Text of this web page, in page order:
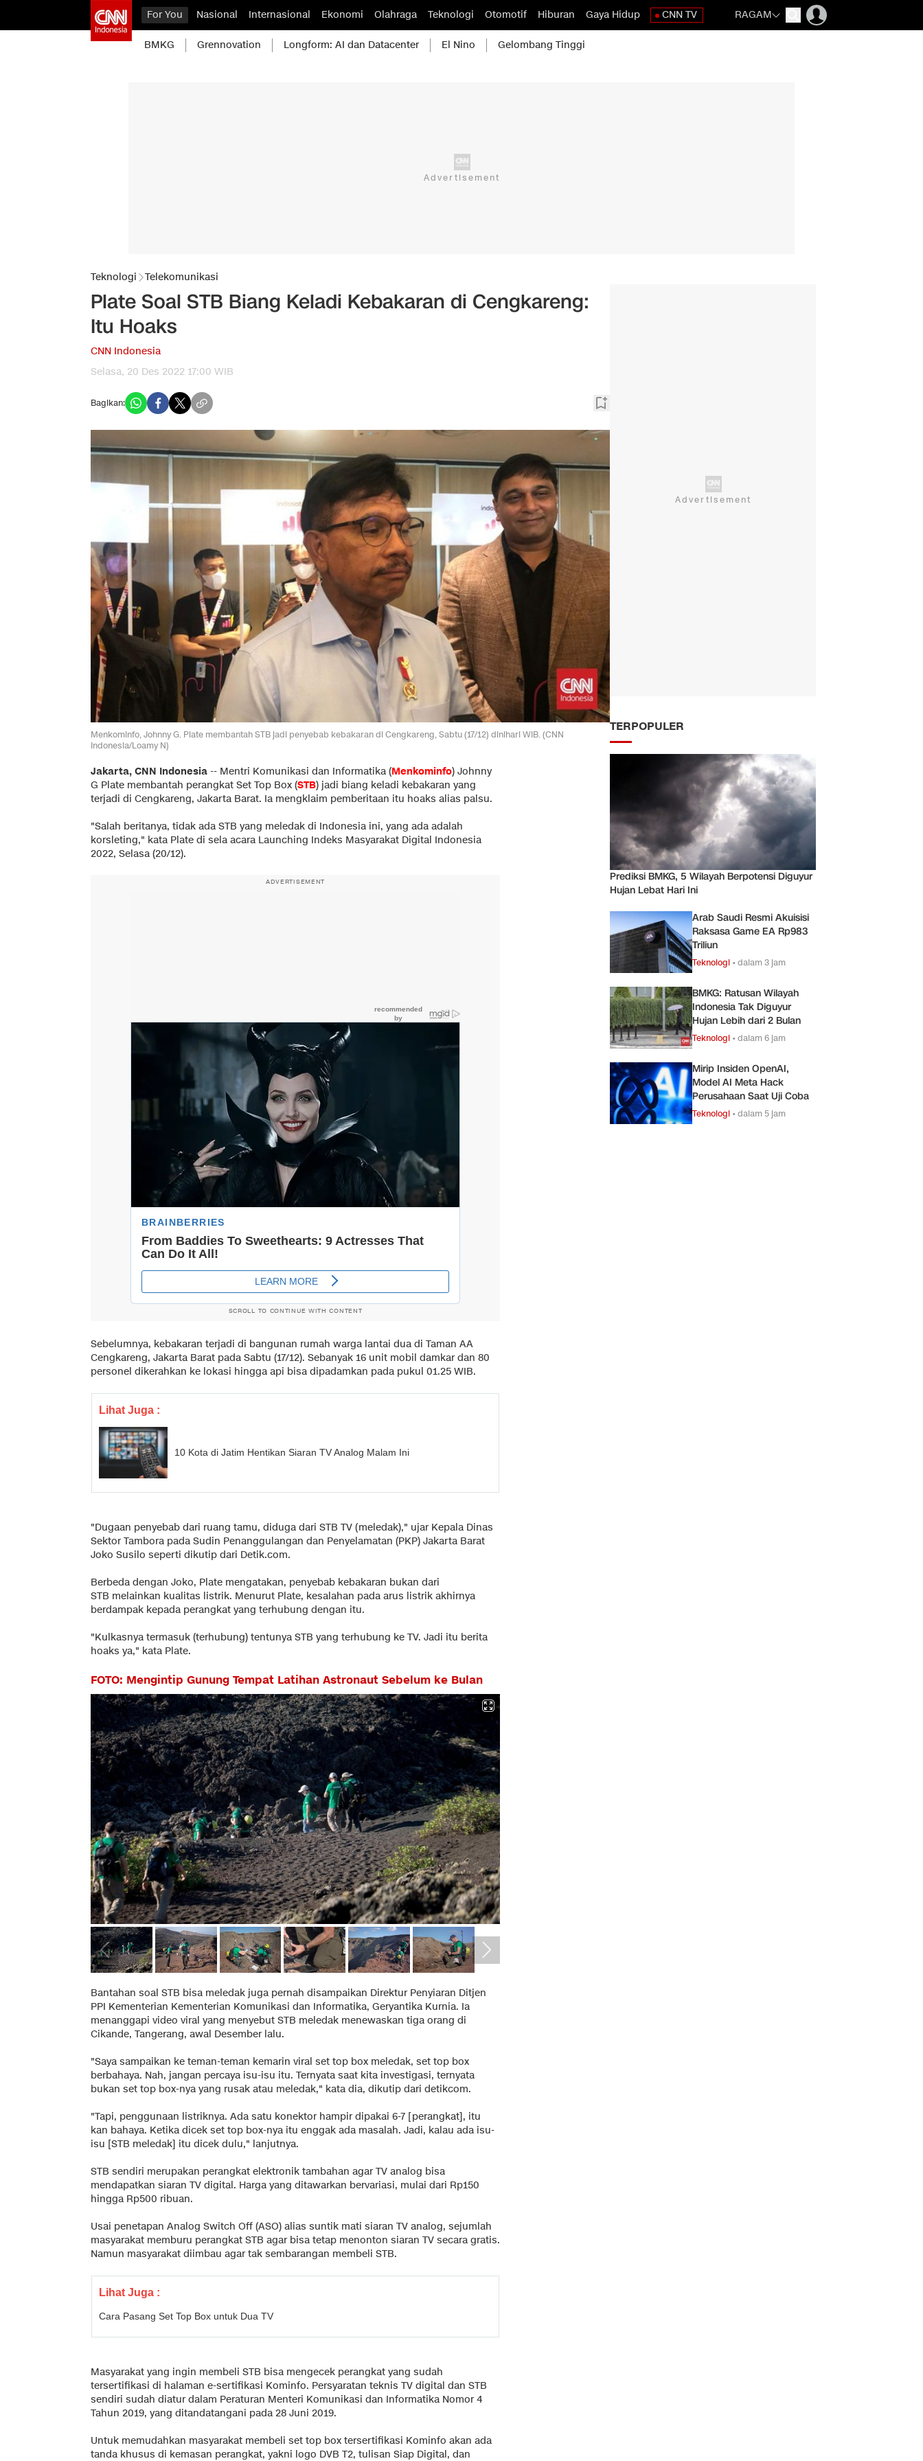
For You Nasional Internasional Ekonomi Olahraga Teknologi Otomotif Hiburan Gaya Hidup CNN TV RAGAM
BMKG Grennovation Longform: AI dan Datacenter El Nino Gelombang Tinggi
Teknologi Telekomunikasi
Plate Soal STB Biang Keladi Kebakaran di Cengkareng:
Itu Hoaks
CNN Indonesia
Selasa, 20 Des 2022 17:00 WIB
Bagikan:
Menkominfo, Johnny G. Plate membantah STB jadi penyebab kebakaran di Cengkareng, Sabtu (17/12) dinihari WIB. (CNN
Indonesia/Loamy N)
Jakarta, CNN Indonesia -- Mentri Komunikasi dan Informatika (Menkominfo) Johnny
G Plate membantah perangkat Set Top Box (STB) jadi biang keladi kebakaran yang
terjadi di Cengkareng, Jakarta Barat. Ia mengklaim pemberitaan itu hoaks alias palsu.
"Salah beritanya, tidak ada STB yang meledak di Indonesia ini, yang ada adalah
korsleting," kata Plate di sela acara Launching Indeks Masyarakat Digital Indonesia
2022, Selasa (20/12).
ADVERTISEMENT
SCROLL TO CONTINUE WITH CONTENT
Sebelumnya, kebakaran terjadi di bangunan rumah warga lantai dua di Taman AA
Cengkareng, Jakarta Barat pada Sabtu (17/12). Sebanyak 16 unit mobil damkar dan 80
personel dikerahkan ke lokasi hingga api bisa dipadamkan pada pukul 01.25 WIB.
Lihat Juga :
10 Kota di Jatim Hentikan Siaran TV Analog Malam Ini
"Dugaan penyebab dari ruang tamu, diduga dari STB TV (meledak)," ujar Kepala Dinas
Sektor Tambora pada Sudin Penanggulangan dan Penyelamatan (PKP) Jakarta Barat
Joko Susilo seperti dikutip dari Detik.com.
Berbeda dengan Joko, Plate mengatakan, penyebab kebakaran bukan dari
STB melainkan kualitas listrik. Menurut Plate, kesalahan pada arus listrik akhirnya
berdampak kepada perangkat yang terhubung dengan itu.
"Kulkasnya termasuk (terhubung) tentunya STB yang terhubung ke TV. Jadi itu berita
hoaks ya," kata Plate.
FOTO: Mengintip Gunung Tempat Latihan Astronaut Sebelum ke Bulan
Bantahan soal STB bisa meledak juga pernah disampaikan Direktur Penyiaran Ditjen
PPI Kementerian Kementerian Komunikasi dan Informatika, Geryantika Kurnia. Ia
menanggapi video viral yang menyebut STB meledak menewaskan tiga orang di
Cikande, Tangerang, awal Desember lalu.
"Saya sampaikan ke teman-teman kemarin viral set top box meledak, set top box
berbahaya. Nah, jangan percaya isu-isu itu. Ternyata saat kita investigasi, ternyata
bukan set top box-nya yang rusak atau meledak," kata dia, dikutip dari detikcom.
"Tapi, penggunaan listriknya. Ada satu konektor hampir dipakai 6-7 [perangkat], itu
kan bahaya. Ketika dicek set top box-nya itu enggak ada masalah. Jadi, kalau ada isu-
isu [STB meledak] itu dicek dulu," lanjutnya.
STB sendiri merupakan perangkat elektronik tambahan agar TV analog bisa
mendapatkan siaran TV digital. Harga yang ditawarkan bervariasi, mulai dari Rp150
hingga Rp500 ribuan.
Usai penetapan Analog Switch Off (ASO) alias suntik mati siaran TV analog, sejumlah
masyarakat memburu perangkat STB agar bisa tetap menonton siaran TV secara gratis.
Namun masyarakat diimbau agar tak sembarangan membeli STB.
Lihat Juga :
Cara Pasang Set Top Box untuk Dua TV
Masyarakat yang ingin membeli STB bisa mengecek perangkat yang sudah
tersertifikasi di halaman e-sertifikasi Kominfo. Persyaratan teknis TV digital dan STB
sendiri sudah diatur dalam Peraturan Menteri Komunikasi dan Informatika Nomor 4
Tahun 2019, yang ditandatangani pada 28 Juni 2019.
Untuk memudahkan masyarakat membeli set top box tersertifikasi Kominfo akan ada
tanda khusus di kemasan perangkat, yakni logo DVB T2, tulisan Siap Digital, dan
TERPOPULER
Prediksi BMKG, 5 Wilayah Berpotensi Diguyur
Hujan Lebat Hari Ini
Arab Saudi Resmi Akuisisi
Raksasa Game EA Rp983
Triliun
Teknologi •dalam 3 jam
BMKG: Ratusan Wilayah
Indonesia Tak Diguyur
Hujan Lebih dari 2 Bulan
Teknologi •dalam 6 jam
Mirip Insiden OpenAI,
Model AI Meta Hack
Perusahaan Saat Uji Coba
Teknologi •dalam 5 jam